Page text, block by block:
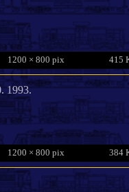
1200 × 800 pix 415
1993.
1200 × 800 pix 384